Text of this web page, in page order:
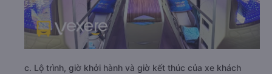
c. Lộ trình, giờ khởi hành và giờ kết thúc của xe khách